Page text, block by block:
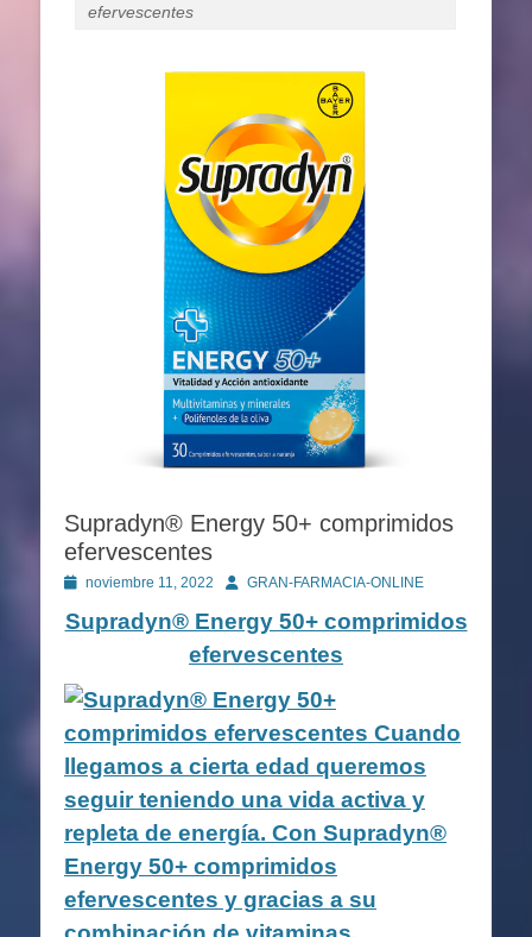
efervescentes
Supradyn® Energy 50+ comprimidos
efervescentes
Publicado
noviembre 11, 2022 AutorGRAN-FARMACIA-ONLINE
Supradyn® Energy 50+ comprimidos
efervescentes